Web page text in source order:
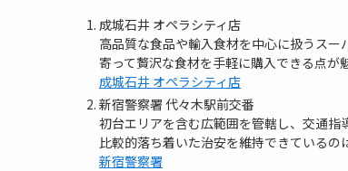
成城石井 オペラシティ店
高品質な食品や輸入食材を中心に扱うス
寄って贅沢な食材を手軽に購入できる点が
成城石井 オペラシティ店
新宿警察署 代々木駅前交番
初台エリアを含む広範囲を管轄し、交通
比較的落ち着いた治安を維持できているの
新宿警察署